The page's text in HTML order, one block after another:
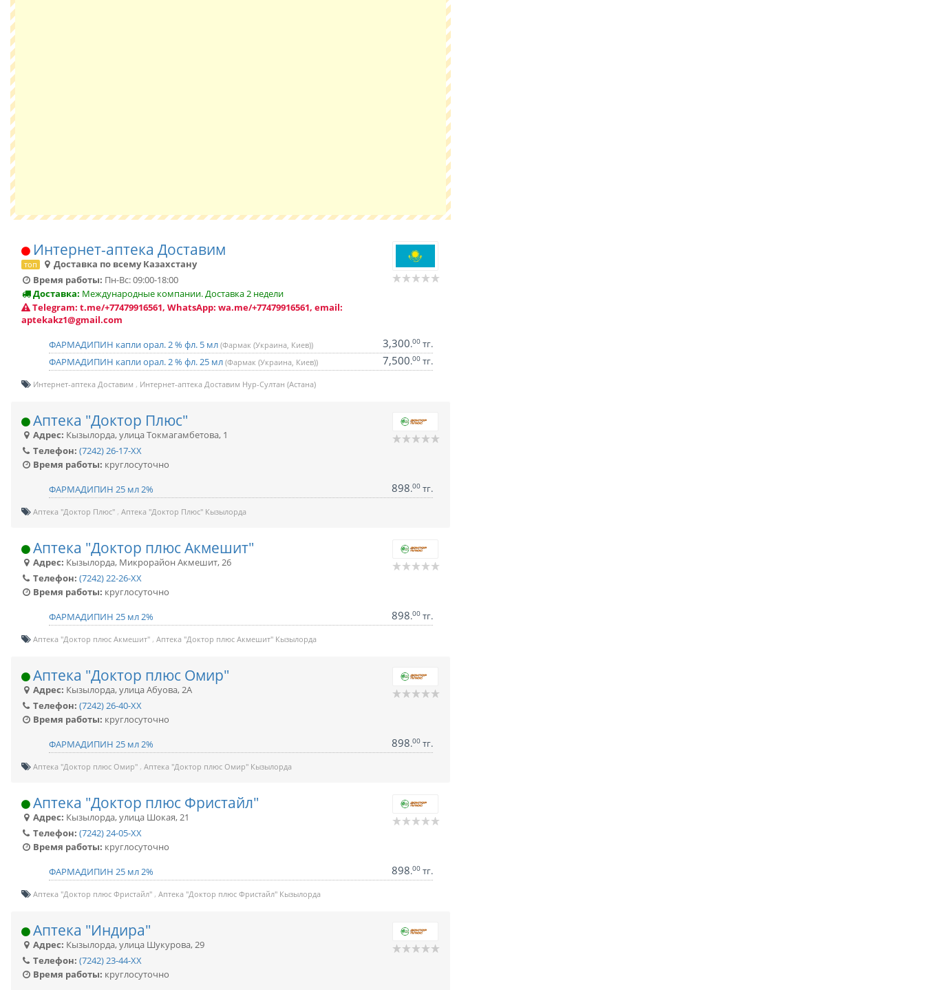
Интернет-аптека Доставим
топ
Доставка по всему Казахстану
Время работы: Пн-Вс: 09:00-18:00
Доставка: Международные компании. Доставка 2 недели
Telegram: t.me/+77479916561, WhatsApp: wa.me/+77479916561, email:
aptekakz1@gmail.com
ФАРМАДИПИН капли орал. 2 % фл. 5 мл (Фармак (Украина, Киев)) 3,300.00тг.
ФАРМАДИПИН капли орал. 2 % фл. 25 мл (Фармак (Украина, Киев)) 7,500.00тг.
Интернет-аптека Доставим Интернет-аптека Доставим Нур-Султан (Астана)
Аптека "Доктор Плюс"
Адрес: Кызылорда,улица Токмагамбетова, 1
Телефон: (7242) 26-17-XX
Время работы: круглосуточно
ФАРМАДИПИН 25 мл 2%
898.00тг.
Аптека "Доктор Плюс" Аптека "Доктор Плюс" Кызылорда
Аптека "Доктор плюс Акмешит"
Адрес: Кызылорда, Микрорайон Акмешит, 26
Телефон: (7242) 22-26-XX
Время работы: круглосуточно
ФАРМАДИПИН 25 мл 2%
898.00тг.
Аптека "Доктор плюс Акмешит" Аптека "Доктор плюс Акмешит" Кызылорда
Аптека "Доктор плюс Омир"
Адрес: Кызылорда,улица Абуова, 2А
Телефон: (7242) 26-40-XX
Время работы: круглосуточно
ФАРМАДИПИН 25 мл 2%
898.00тг.
Аптека "Доктор плюс Омир" Аптека "Доктор плюс Омир" Кызылорда
Аптека "Доктор плюс Фристайл"
Адрес: Кызылорда,улица Шокая, 21
Телефон: (7242) 24-05-XX
Время работы: круглосуточно
ФАРМАДИПИН 25 мл 2%
898.00тг.
Аптека "Доктор плюс Фристайл" Аптека "Доктор плюс Фристайл" Кызылорда
Аптека "Индира"
Адрес: Кызылорда,улица Шукурова, 29
Телефон: (7242) 23-44-XX
Время работы: круглосуточно